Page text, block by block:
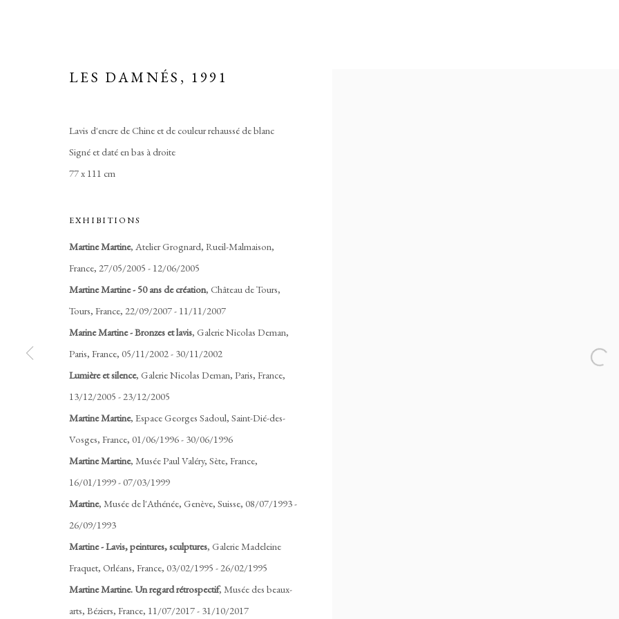
TRIBUS
LES DAMNÉS , 1991
Lavis d'encre de Chine et de couleur rehaussé de blanc
Signé et daté en bas à droite
77 x 111 cm
EXHIBITIONS
Martine Martine, Atelier Grognard, Rueil-Malmaison,
France, 27/05/2005 - 12/06/2005
Martine Martine - 50 ans de création, Château de Tours,
Tours, France, 22/09/2007 - 11/11/2007
Marine Martine - Bronzes et lavis, Galerie Nicolas Deman,
Paris, France, 05/11/2002 - 30/11/2002
Lumière et silence, Galerie Nicolas Deman, Paris, France,
13/12/2005 - 23/12/2005
Martine Martine, Espace Georges Sadoul, Saint-Dié-des-
Vosges, France, 01/06/1996 - 30/06/1996
Martine Martine, Musée Paul Valéry, Sète, France,
16/01/1999 - 07/03/1999
Martine, Musée de l'Athénée, Genève, Suisse, 08/07/1993 -
26/09/1993
Martine - Lavis, peintures, sculptures, Galerie Madeleine
Fraquet, Orléans, France, 03/02/1995 - 26/02/1995
Martine Martine. Un regard rétrospectif, Musée des beaux-
arts, Béziers, France, 11/07/2017 - 31/10/2017